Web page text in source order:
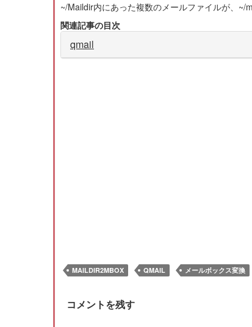
~/Maildir内にあった複数のメールファイルが、~/
関連記事の目次
qmail
MAILDIR2MBOX QMAIL メールボックス変換
コメントを残す